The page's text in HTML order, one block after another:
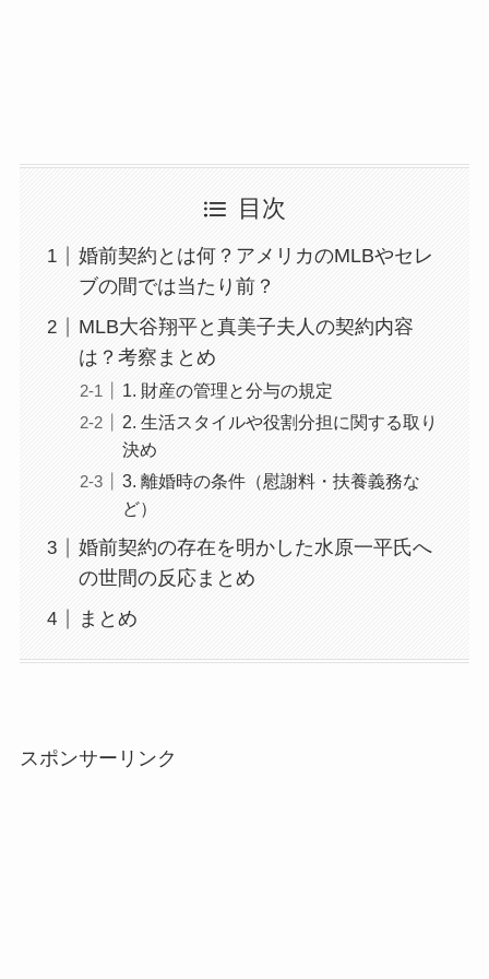
目次
婚前契約とは何？アメリカのMLBやセレ
ブの間では当たり前？
MLB大谷翔平と真美子夫人の契約内容
は？考察まとめ
1. 財産の管理と分与の規定
2. 生活スタイルや役割分担に関する取り
決め
3. 離婚時の条件（慰謝料・扶養義務な
ど）
婚前契約の存在を明かした水原一平氏へ
の世間の反応まとめ
まとめ
スポンサーリンク